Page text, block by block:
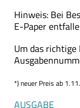
Hinweis: Bei
E-Paper
Um das
*) neuer Preis ab
AUSGABE